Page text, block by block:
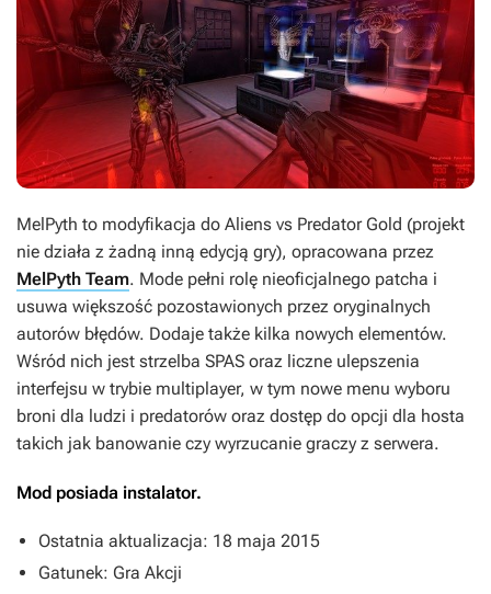
MelPyth to modyfikacja do Aliens vs Predator Gold (projekt
nie działa z żadną inną edycją gry), opracowana przez
MelPyth Team. Mode pełni rolę nieoficjalnego patcha i
usuwa większość pozostawionych przez oryginalnych
autorów błędów. Dodaje także kilka nowych elementów.
Wśród nich jest strzelba SPAS oraz liczne ulepszenia
interfejsu w trybie multiplayer, w tym nowe menu wyboru
broni dla ludzi i predatorów oraz dostęp do opcji dla hosta
takich jak banowanie czy wyrzucanie graczy z serwera.
Mod posiada instalator.
Ostatnia aktualizacja: 18 maja 2015
Gatunek: Gra Akcji